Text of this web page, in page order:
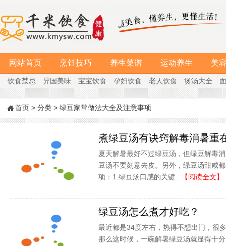
网站首页 烹饪技巧 养生菜谱 运动养生 美
饮食禁忌 异国美味 宝宝饮食 孕妇饮食 老人饮食 煲汤大全
首页 > 分类 > 绿豆家常做法大全及注意事项
煮绿豆汤有诀窍解毒消暑重
夏天解暑最好不过绿豆汤，但绿豆解毒
豆汤不要刻意去皮。另外，绿豆汤甜咸
项：1.绿豆汤口感的关键...
【阅读全文】
绿豆汤怎么煮才好吃？
最近都是34度左右，热得不想出门，很
那么这时候，一碗解暑绿豆汤就显得十